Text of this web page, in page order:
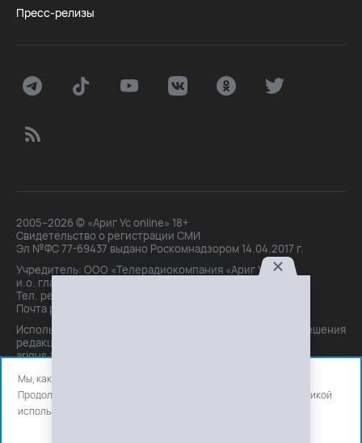
Пресс-релизы
2005–2026 © «Ариг Ус online» 18+
Свидетельство о регистрации СМИ
Эл №ФС 77-69437 выдано Роскомнадзором 14.04.2017 г.
Учредитель: ООО «Телерадиокомпания «Ариг Ус»,
и.о. главного редактора: Маханова О.Б.
Тел. peдakции: +7(3012)21-30-14,
Почта peдakции: editor@arigus.tv
Использование материалов только с письменного разрешения
редакции. При цитировании прямая активная ссылка на
arigus.tv обязательна.
Мы, как и все используем файлы cookie и сервисы аналитики.
Продолжая использовать сайт, вы соглашаетесь с нашей
политикой
использования